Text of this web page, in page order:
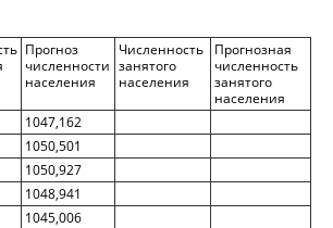
Прогноз
численности
населения
Численность
занятого
населения
Прогнозная
численность
занятого
населения
1047,162
1050,501
1050,927
1048,941
1045,006